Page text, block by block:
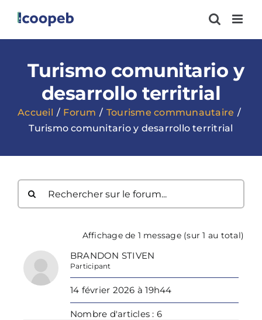
contenu
Turismo comunitario y
desarrollo territrial
Accueil Forum
Tourisme communautaire
Turismo comunitario y desarrollo territrial
Affichage de 1 message (sur 1 au total)
BRANDON STIVEN
Participant
14 février 2026 à 19h44
Nombre d'articles : 6